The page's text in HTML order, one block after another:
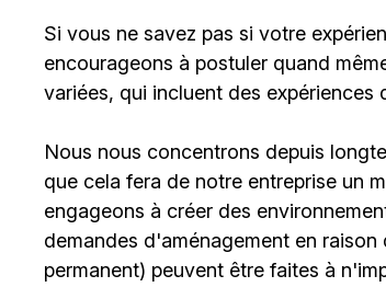
Si vous ne savez pas si votre
encourageons à postuler quand
variées, qui incluent des
Nous nous concentrons depuis
que cela fera de notre entreprise un
engageons à créer des
demandes d'aménagement en
permanent) peuvent être faites à